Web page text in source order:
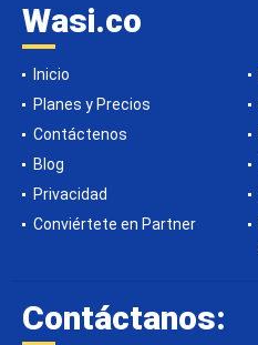
Wasi.co
Inicio
Planes y Precios
Contáctenos
Blog
Privacidad
Conviértete en Partner
Contáctanos: